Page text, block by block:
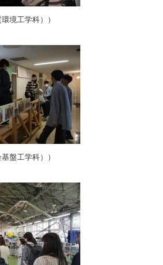
境工学科））
盤工学科））